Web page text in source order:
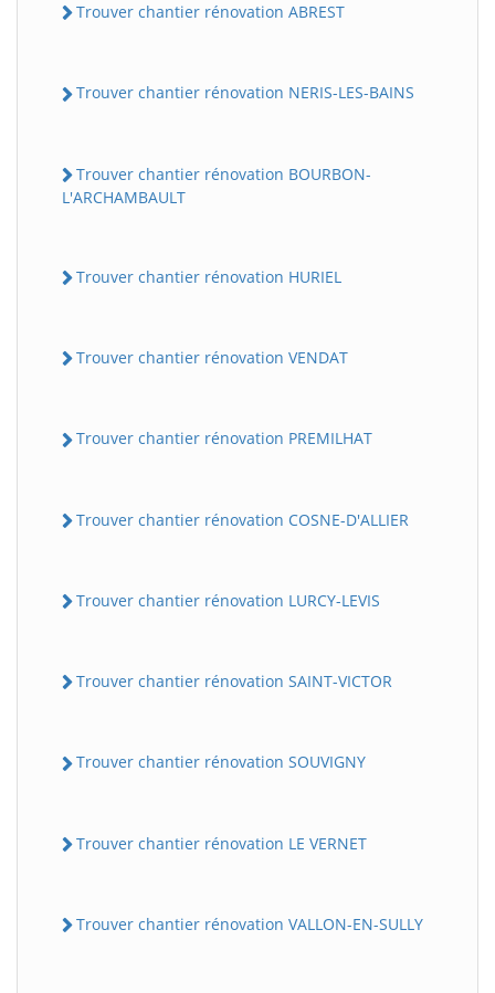
Trouver chantier rénovation ABREST
Trouver chantier rénovation NERIS-LES-BAINS
Trouver chantier rénovation BOURBON-
L'ARCHAMBAULT
Trouver chantier rénovation HURIEL
Trouver chantier rénovation VENDAT
Trouver chantier rénovation PREMILHAT
Trouver chantier rénovation COSNE-D'ALLIER
Trouver chantier rénovation LURCY-LEVIS
Trouver chantier rénovation SAINT-VICTOR
Trouver chantier rénovation SOUVIGNY
Trouver chantier rénovation LE VERNET
Trouver chantier rénovation VALLON-EN-SULLY